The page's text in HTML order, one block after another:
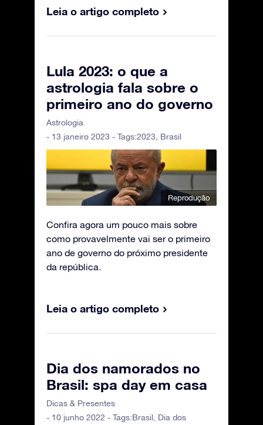
Leia o artigo completo
Lula 2023: o que a
astrologia fala sobre o
primeiro ano do governo
Astrologia
- 13 janeiro 2023 - Tags:2023, Brasil
Reprodução
Confira agora um pouco mais sobre
como provavelmente vai ser o primeiro
ano de governo do próximo presidente
da república.
Leia o artigo completo
Dia dos namorados no
Brasil: spa day em casa
Dicas & Presentes
- 10 junho 2022 - Tags:Brasil Dia dos